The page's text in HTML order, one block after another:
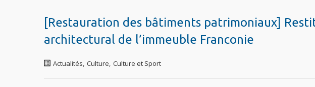
[Restauration des bâtiments patrimoniaux]
architectural de l’immeuble Franconie
Actualités, Culture, Culture et Sport